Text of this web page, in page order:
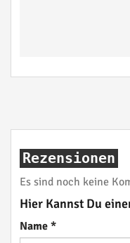
Rezensionen
Es sind noch keine
Hier Kannst Du
Name *